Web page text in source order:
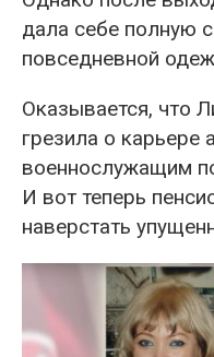
дала себе полную
повседневной
Оказывается, что
грезила о карьере
военнослужащим
И вот теперь
наверстать